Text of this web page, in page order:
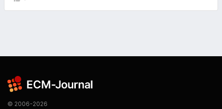
© 2006-2026